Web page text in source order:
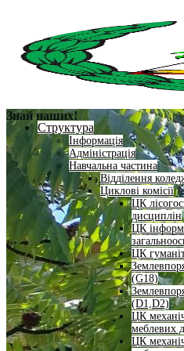
Структура
Інформація
Адміністрація
Навчальна частина
Відділення
Циклові комісії
ЦК
дисциплін
ЦК
ЦК
(G18)
(D1,D2)
ЦК
меблевих
ЦК
Знай наших!